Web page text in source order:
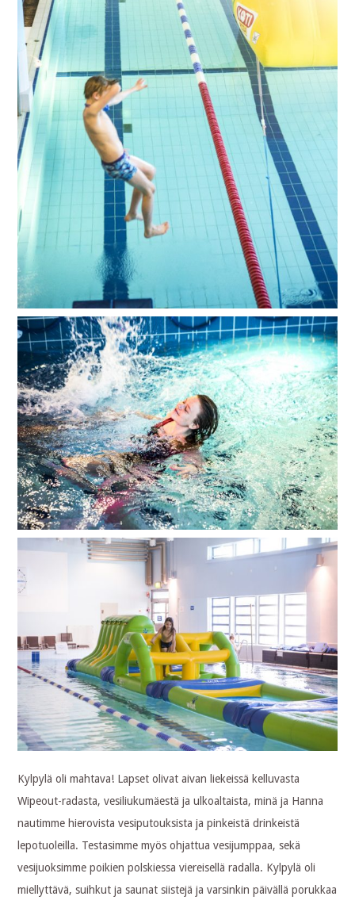
Kylpylä oli mahtava! Lapset olivat aivan liekeissä kelluvasta
Wipeout-radasta, vesiliukumäestä ja ulkoaltaista, minä ja Hanna
nautimme hierovista vesiputouksista ja pinkeistä drinkeistä
lepotuoleilla. Testasimme myös ohjattua vesijumppaa, sekä
vesijuoksimme poikien polskiessa viereisellä radalla. Kylpylä oli
miellyttävä, suihkut ja saunat siistejä ja varsinkin päivällä porukkaa